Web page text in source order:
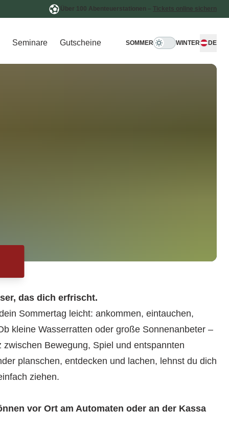
Über 100 Abenteuerstationen – Tickets online sichern
Seminare Gutscheine SOMMER WINTER DE
das dich erfrischt.
Sommertag leicht: ankommen, eintauchen,
kleine Wasserratten oder große Sonnenanbeter –
Bewegung, Spiel und entspannten
planschen, entdecken und lachen, lehnst du dich
ziehen.
vor Ort am Automaten oder an der Kassa